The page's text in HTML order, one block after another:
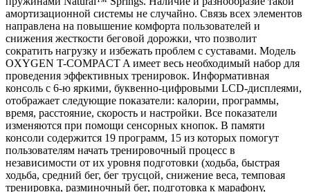
амортизационной системы не случайно. Связь всех элементов
направлена на повышение комфорта пользователей и
снижения жесткости беговой дорожки, что позволит
сократить нагрузку и избежать проблем с суставами. Модель
OXYGEN T-COMPACT A имеет весь необходимый набор для
проведения эффективных тренировок. Информативная
консоль с 6-ю яркими, буквенно-цифровыми LCD-дисплеями,
отображает следующие показатели: калории, программы,
время, расстояние, скорость и настройки. Все показатели
изменяются при помощи сенсорных кнопок. В памяти
консоли содержится 19 программ, 15 из которых помогут
пользователям начать тренировочный процесс в
независимости от их уровня подготовки (ходьба, быстрая
ходьба, средний бег, бег трусцой, снижение веса, темповая
тренировка, разминочный бег, подготовка к марафону,